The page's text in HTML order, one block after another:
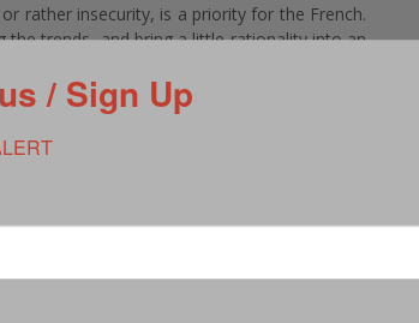
rather insecurity, is a priority for the French.
the trends, and bring a little rationality into an
et-realites_2151132.html
de la violence. Selon les chiffres choisis, les
un déferlement de violence sur son
Comme dans une boîte de chocolats, on
enquêtes de victimation annuelles, dans cet
/ Sign Up